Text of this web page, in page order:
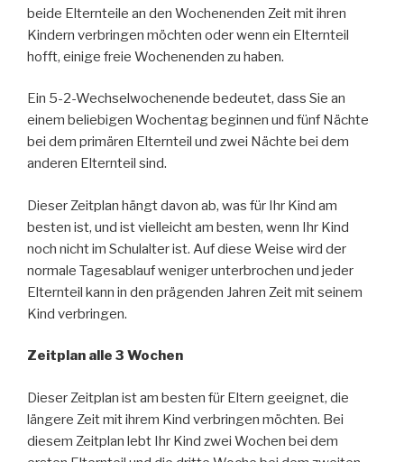
beide Elternteile an den Wochenenden Zeit mit ihren
Kindern verbringen möchten oder wenn ein Elternteil
hofft, einige freie Wochenenden zu haben.
Ein 5-2-Wechselwochenende bedeutet, dass Sie an
einem beliebigen Wochentag beginnen und fünf Nächte
bei dem primären Elternteil und zwei Nächte bei dem
anderen Elternteil sind.
Dieser Zeitplan hängt davon ab, was für Ihr Kind am
besten ist, und ist vielleicht am besten, wenn Ihr Kind
noch nicht im Schulalter ist. Auf diese Weise wird der
normale Tagesablauf weniger unterbrochen und jeder
Elternteil kann in den prägenden Jahren Zeit mit seinem
Kind verbringen.
Zeitplan alle 3 Wochen
Dieser Zeitplan ist am besten für Eltern geeignet, die
längere Zeit mit ihrem Kind verbringen möchten. Bei
diesem Zeitplan lebt Ihr Kind zwei Wochen bei dem